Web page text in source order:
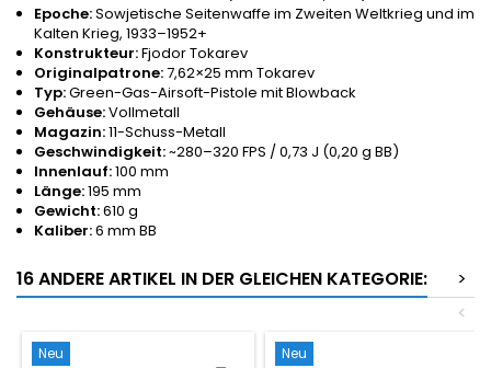
Epoche:Sowjetische Seitenwaffe im Zweiten Weltkrieg und im
Kalten Krieg, 1933–1952+
Konstrukteur:Fjodor Tokarev
Originalpatrone:7,62×25 mm Tokarev
Typ:Green-Gas-Airsoft-Pistole mit Blowback
Gehäuse:Vollmetall
Magazin:11-Schuss-Metall
Geschwindigkeit:~280–320 FPS / 0,73 J (0,20 g BB)
Innenlauf:100 mm
Länge:195 mm
Gewicht:610 g
Kaliber:6 mm BB
16 ANDERE ARTIKEL IN DER GLEICHEN KATEGORIE:
>
<
Neu Neu